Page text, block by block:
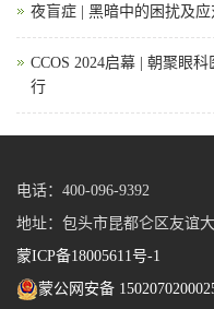
夜盲症 | 黑暗中的困扰及
CCOS 2024启幕 | 朝聚眼
行
电话：400-096-9392
地址：包头市昆都仑区友谊
蒙ICP备18005611号-1
蒙公网安备